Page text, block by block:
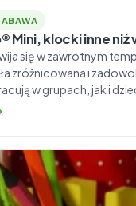
Mini, klocki inne
się w zawrotnym
zróżnicowana i
w grupach, jak i
dywanie. Dlatego
i
Mini to nasza
W […]